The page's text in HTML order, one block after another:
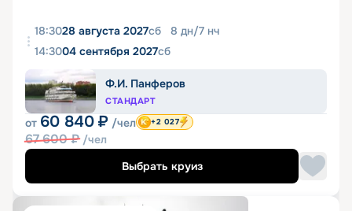
18:3028 августа 2027сб 8 дн/7 нч
14:3004 сентября 2027сб
Ф.И. Панферов
СТАНДАРТ
от 60 840 ₽ /чел
67 600₽ /чел
+2 027
Выбрать круиз